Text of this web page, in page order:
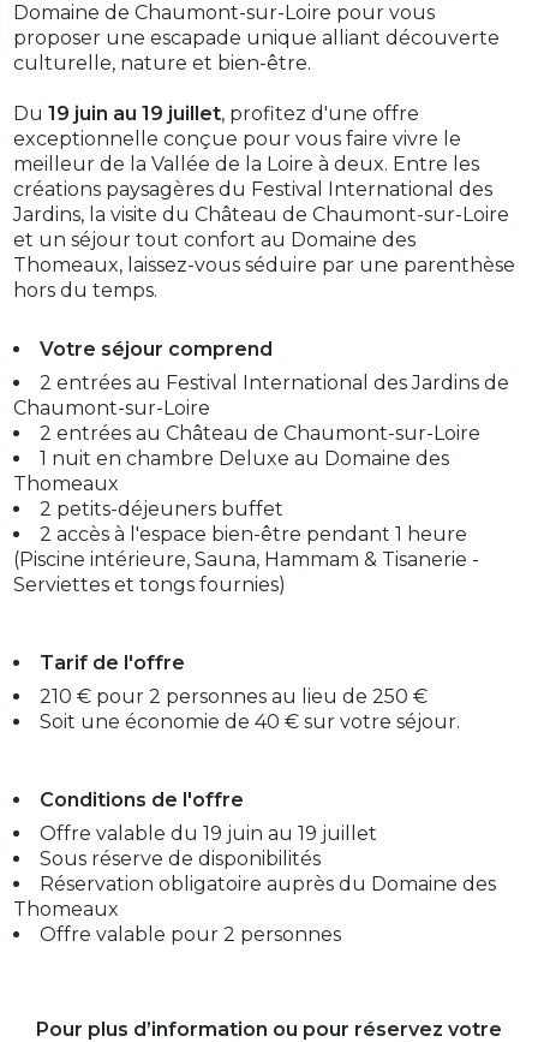
Domaine de Chaumont-sur-Loire pour vous
proposer une escapade unique alliant découverte
culturelle, nature et bien-être.
Du19 juin au 19 juillet, profitez d'une offre
exceptionnelle conçue pour vous faire vivre le
meilleur de la Vallée de la Loire à deux. Entre les
créations paysagères du Festival International des
Jardins, la visite du Château de Chaumont-sur-Loire
et un séjour tout confort au Domaine des
Thomeaux, laissez-vous séduire par une parenthèse
hors du temps.
Votre séjour comprend
2 entrées au Festival International des Jardins de
Chaumont-sur-Loire
2 entrées au Château de Chaumont-sur-Loire
1 nuit en chambre Deluxe au Domaine des
Thomeaux
2 petits-déjeuners buffet
2 accès à l'espace bien-être pendant 1 heure
(Piscine intérieure, Sauna, Hammam & Tisanerie -
Serviettes et tongs fournies)
Tarif de l'offre
210 € pour 2 personnes au lieu de 250 €
Soit une économie de 40 € sur votre séjour.
Conditions de l'offre
Offre valable du 19 juin au 19 juillet
Sous réserve de disponibilités
Réservation obligatoire auprès du Domaine des
Thomeaux
Offre valable pour 2 personnes
Pour plus d’information ou pour réservez votre